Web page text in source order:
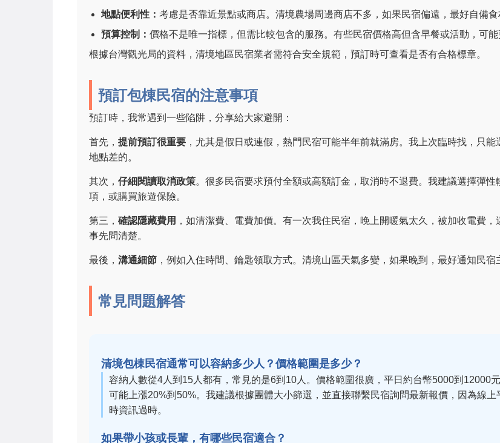
地點便利性： 考慮是否靠近景點或商店。清境農場周邊商店不多，如果民宿偏遠，最好自備食
預算控制： 價格不是唯一指標，但需比較包含的服務。有些民宿價格高但含早餐或活動，可能
根據台灣觀光局的資料，清境地區民宿業者需符合安全規範，預訂時可查看是否有合格標章。
預訂包棟民宿的注意事項
預訂時，我常遇到一些陷阱，分享給大家避開：
首先， 提前預訂很重要 ，尤其是假日或連假，熱門民宿可能半年前就滿房。我上次臨時找，只能
地點差的。
其次， 仔細閱讀取消政策。很多民宿要求預付全額或高額訂金，取消時不退費。我建議選擇彈性
項，或購買旅遊保險。
第三， 確認隱藏費用 ，如清潔費、電費加價。有一次我住民宿，晚上開暖氣太久，被加收電費，
事先問清楚。
最後， 溝通細節 ，例如入住時間、鑰匙領取方式。清境山區天氣多變，如果晚到，最好通知民宿
常見問題解答
清境包棟民宿通常可以容納多少人？價格範圍是多少？
容納人數從4人到15人都有，常見的是6到10人。價格範圍很廣，平日約台幣5000到12000
可能上漲20%到50%。我建議根據團體大小篩選，並直接聯繫民宿詢問最新報價，因為線上
時資訊過時。
如果帶小孩或長輩，有哪些民宿適合？